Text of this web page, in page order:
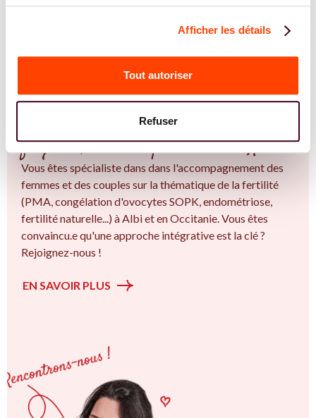
Afficher les détails
Tout autoriser
Refuser
REJOIGNEZ NOS EXPERT.E.S
Vous êtes spécialiste en Une épreuve
fréquente, encore trop silencieuse à Albi ?
Vous êtes spécialiste dans dans l'accompagnement des
femmes et des couples sur la thématique de la fertilité
(PMA, congélation d'ovocytes SOPK, endométriose,
fertilité naturelle...) à Albi et en Occitanie. Vous êtes
convaincu.e qu'une approche intégrative est la clé ?
Rejoignez-nous !
EN SAVOIR PLUS